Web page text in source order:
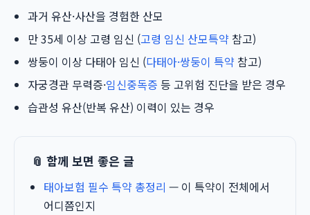
과거 유산·사산을 경험한 산모
만 35세 이상 고령 임신 (고령 임신 산모특약 참고)
쌍둥이 이상 다태아 임신 (다태아·쌍둥이 특약 참고)
자궁경관 무력증·임신중독증 등 고위험 진단을 받은 경우
습관성 유산(반복 유산) 이력이 있는 경우
📎 함께 보면 좋은 글
태아보험 필수 특약 총정리 — 이 특약이 전체에서
어디쯤인지